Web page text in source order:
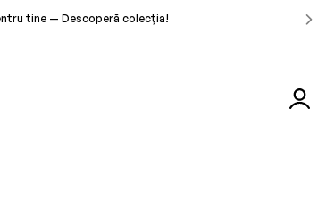
tine — Descoperă colecția!